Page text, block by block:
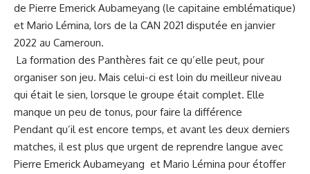
de Pierre Emerick Aubameyang (le capitaine emblématique)
et Mario Lémina, lors de la CAN 2021 disputée en janvier
2022 au Cameroun.
La formation des Panthères fait ce qu’elle peut, pour
organiser son jeu. Mais celui-ci est loin du meilleur niveau
qui était le sien, lorsque le groupe était complet. Elle
manque un peu de tonus, pour faire la différence
Pendant qu’il est encore temps, et avant les deux derniers
matches, il est plus que urgent de reprendre langue avec
Pierre Emerick Aubameyang et Mario Lémina pour étoffer